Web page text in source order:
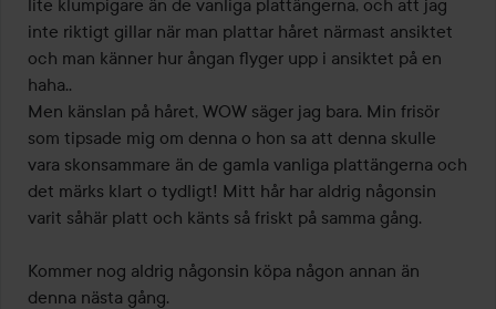
inte riktigt gillar när man plattar håret närmast ansiktet
och man känner hur ångan flyger upp i ansiktet på en
haha..
Men känslan på håret, WOW säger jag bara. Min frisör
som tipsade mig om denna o hon sa att denna skulle
vara skonsammare än de gamla vanliga plattängerna och
det märks klart o tydligt! Mitt hår har aldrig någonsin
varit såhär platt och känts så friskt på samma gång.
Kommer nog aldrig någonsin köpa någon annan än
denna nästa gång.